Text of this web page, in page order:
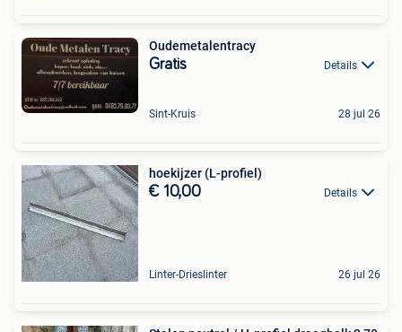
Oudemetalentracy
Gratis Details
Sint-Kruis 28 jul 26
hoekijzer (L-profiel)
€ 10,00 Details
Linter-Drieslinter 26 jul 26